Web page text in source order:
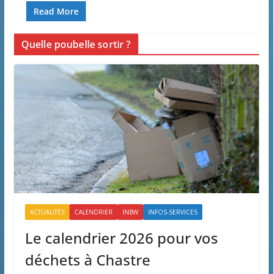
Read More
Quelle poubelle sortir ?
ACTUALITÉS CALENDRIER INBW INFOS-SERVICES
Le calendrier 2026 pour vos
déchets à Chastre